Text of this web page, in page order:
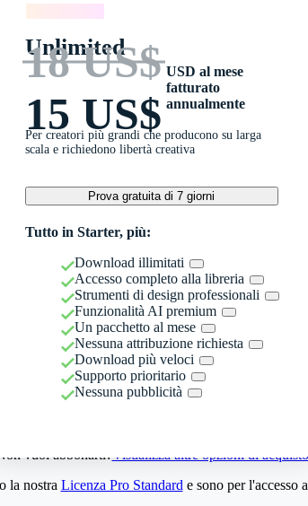
Unlimited
18 US$
15 US$
USD al mese
fatturato
annualmente
Per creatori più grandi che producono su larga
scala e richiedono libertà creativa
Prova gratuita di 7 giorni
Tutto in Starter, più:
Download illimitati
Accesso completo alla libreria
Strumenti di design professionali
Funzionalità AI premium
Un pacchetto al mese
Nessuna attribuzione richiesta
Download più veloci
Supporto prioritario
Nessuna pubblicità
vuoi abbonarti?Visualizza altre opzioni di acquisto
la nostra Licenza Pro Standard e sono per l'accesso